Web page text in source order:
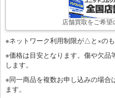
店舗買取をご希望
※ネットワーク利用制限が△と×のも
※価格は目安となります。傷や欠品
します。
※同一商品を複数お申し込みの場合
ます。